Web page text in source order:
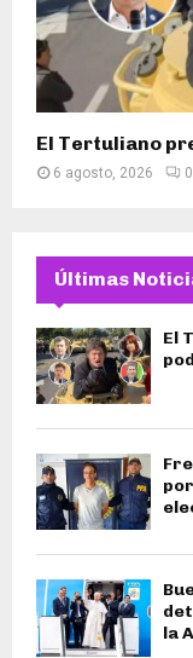
El Tertuliano
6 agosto, 2026 0
Últimas
El
la